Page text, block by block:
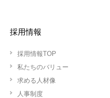
採用情報
採用情報TOP
私たちのバリュー
求める人材像
人事制度